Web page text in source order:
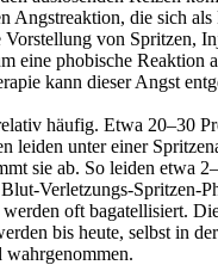
Angstreaktion, die sich als
Vorstellung von Spritzen,
eine phobische Reaktion
kann dieser Angst
häufig. Etwa 20–30
leiden unter einer
sie ab. So leiden etwa
Verletzungs-Spritzen-
oft bagatellisiert.
bis heute, selbst in
wahrgenommen.